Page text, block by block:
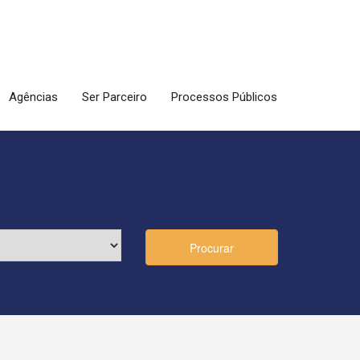
Agências Ser Parceiro Processos Públicos
Procurar